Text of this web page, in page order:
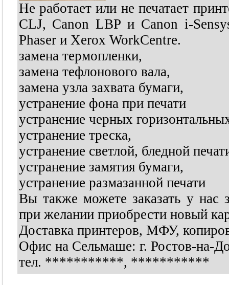
Не работает или не печатает
CLJ, Canon LBP и Canon i-
Phaser и Xerox WorkCentre.
замена термопленки,
замена тефлонового вала,
замена узла захвата бумаги,
устранение фона при печати
устранение черных
устранение треска,
устранение светлой, бледной
устранение замятия бумаги,
устранение размазанной печати
Вы также можете заказать у нас
при желании приобрести новый
Доставка принтеров, МФУ,
Офис на Сельмаше: г. Ростов-на-
тел. ***********, ***********